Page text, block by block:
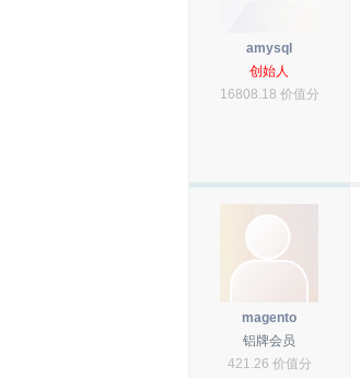
amysql
创始人
16808.18 价值分
magento
铝牌会员
421.26 价值分